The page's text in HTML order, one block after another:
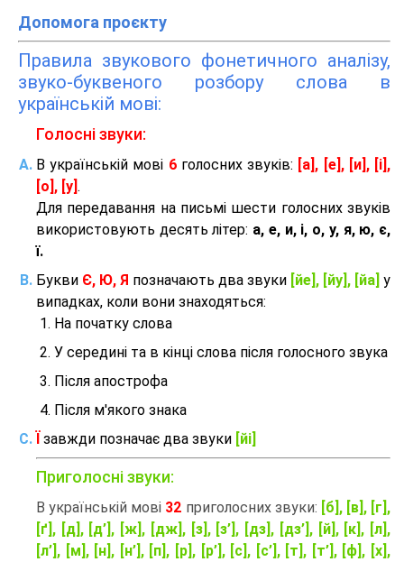
Допомога проєкту
Правила звукового фонетичного аналізу,
звуко-буквеного розбору слова в
українській мові:
Голосні звуки:
В українській мові 6голосних звуків:
[а], [е], [и], [і],
[о], [у] .
Для передавання на письмі шести голосних звуків
використовують десять літер: а, е, и, і, о, у, я, ю, є,
ї.
Букви Є, Ю, Я позначають два звуки [йе], [йу], [йа] у
випадках, коли вони знаходяться:
На початку слова
У середині та в кінці слова після голосного звука
Після апострофа
Після м'якого знака
завжди позначає два звуки [йі]
Приголосні звуки:
В українській мові 32 приголосних звуки: [б], [в], [г],
[ґ], [д], [д’], [ж], [дж], [з], [з’], [дз], [дз’], [й], [к], [л],
[л’], [м], [н], [н’], [п], [р], [р’], [с], [с’], [т], [т’], [ф], [х],